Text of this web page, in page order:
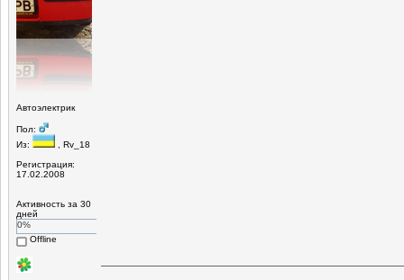
Автоэлектрик
Пол:
Из:
, Rv_18
Регистрация:
17.02.2008
Активность за 30
дней
0%
Offline